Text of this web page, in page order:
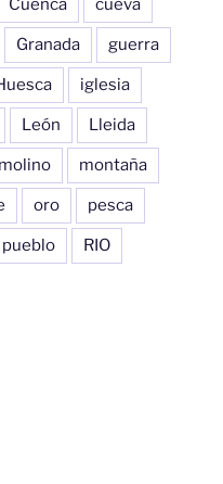
Cuenca cueva
Granada guerra
iglesia
León Lleida
molino montaña
oro pesca
pueblo RIO